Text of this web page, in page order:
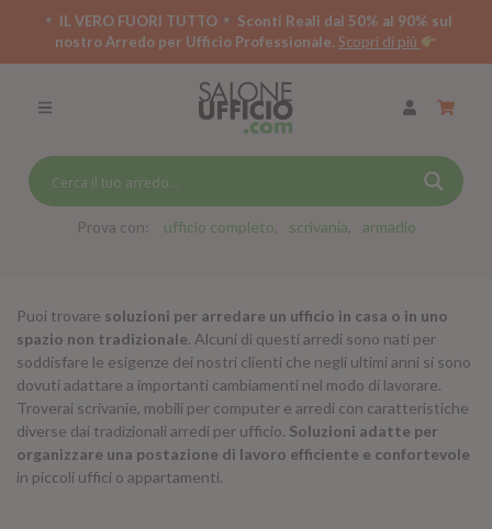
IL VERO FUORI TUTTO
Sconti Reali dal 50% al 90% sul
nostro Arredo per Ufficio Professionale. Scopri di più
Prova con: ufficio completo scrivania armadio
SWING 7020 –
SCRIVANIE SPECIAL DESK
CASSETTIERE
ARMADI
RECEPTION
TAVOLI RIUNIONE
ACCESSORI
Puoi trovare soluzioni per arredare un ufficio in casa o in uno
spazio non tradizionale. Alcuni di questi arredi sono nati per
soddisfare le esigenze dei nostri clienti che negli ultimi anni si sono
dovuti adattare a importanti cambiamenti nel modo di lavorare.
Troverai scrivanie, mobili per computer e arredi con caratteristiche
diverse dai tradizionali arredi per ufficio. Soluzioni adatte per
organizzare una postazione di lavoro efficiente e confortevole
in piccoli uffici o appartamenti.